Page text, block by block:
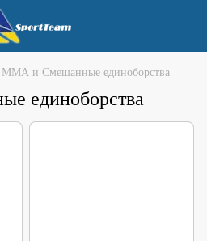
ММА и Смешанные единоборства
единоборства